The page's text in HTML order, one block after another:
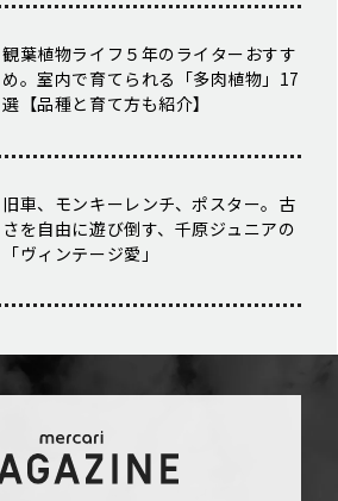
観葉植物ライフ５年のライターおすす
め。室内で育てられる「多肉植物」17
選【品種と育て方も紹介】
旧車、モンキーレンチ、ポスター。古
さを自由に遊び倒す、千原ジュニアの
「ヴィンテージ愛」